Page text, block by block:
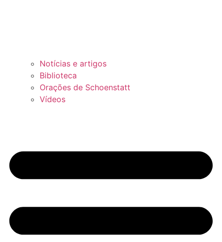
Notícias e artigos
Biblioteca
Orações de Schoenstatt
Vídeos